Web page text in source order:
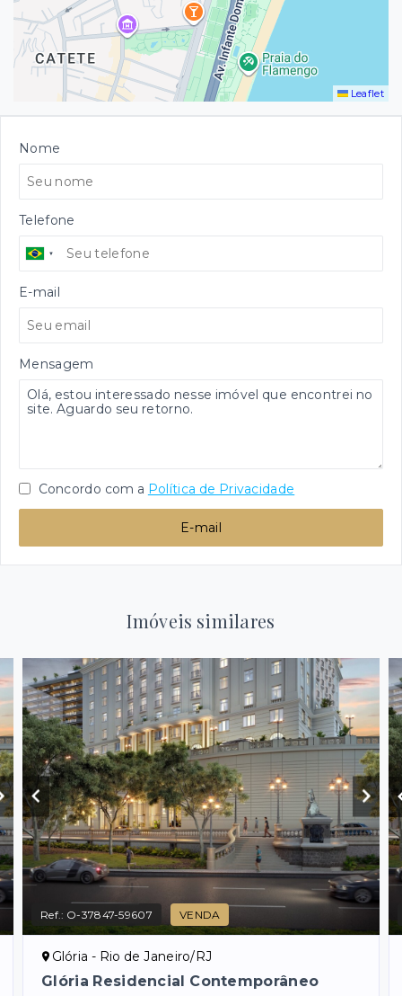
Leaflet
Nome
Telefone
E-mail
Mensagem
Concordo com a Política de Privacidade
E-mail
Imóveis similares
Ref.: O-37847-59607 VENDA
Glória - Rio de Janeiro/RJ
Glória Residencial Contemporâneo